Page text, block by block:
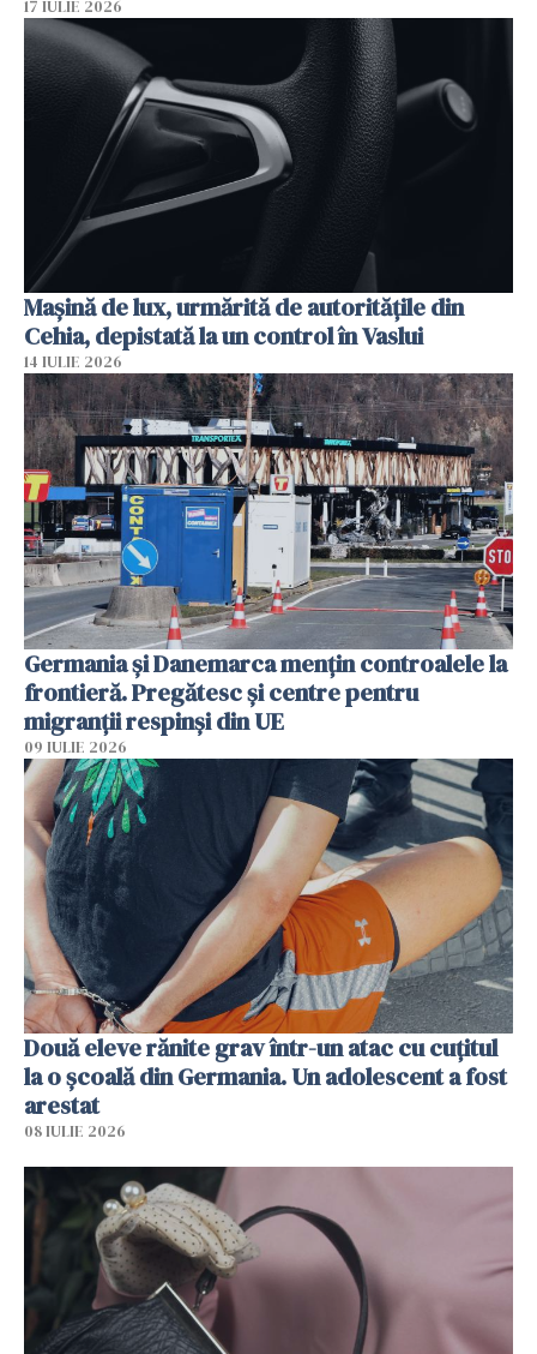
17 IULIE 2026
Mașină de lux, urmărită de autoritățile din
Cehia, depistată la un control în Vaslui
14 IULIE 2026
Germania și Danemarca mențin controalele la
frontieră. Pregătesc și centre pentru
migranții respinși din UE
09 IULIE 2026
Două eleve rănite grav într-un atac cu cuțitul
la o școală din Germania. Un adolescent a fost
arestat
08 IULIE 2026